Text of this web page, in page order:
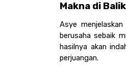
Makna di
Asye
berusaha sebaik
hasilnya akan
perjuangan.